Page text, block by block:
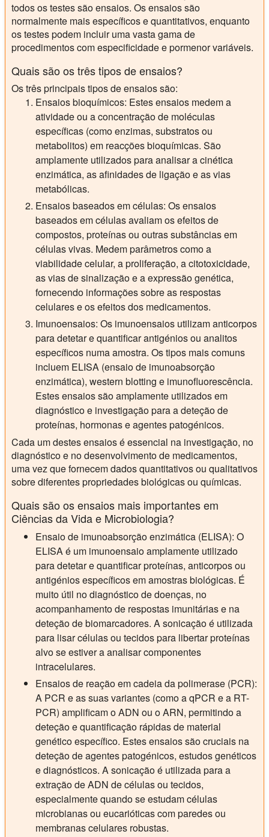
todos os testes são ensaios. Os ensaios são
normalmente mais específicos e quantitativos, enquanto
os testes podem incluir uma vasta gama de
procedimentos com especificidade e pormenor variáveis.
Quais são os três tipos de ensaios?
Os três principais tipos de ensaios são:
Ensaios bioquímicos: Estes ensaios medem a
atividade ou a concentração de moléculas
específicas (como enzimas, substratos ou
metabolitos) em reacções bioquímicas. São
amplamente utilizados para analisar a cinética
enzimática, as afinidades de ligação e as vias
metabólicas.
Ensaios baseados em células: Os ensaios
baseados em células avaliam os efeitos de
compostos, proteínas ou outras substâncias em
células vivas. Medem parâmetros como a
viabilidade celular, a proliferação, a citotoxicidade,
as vias de sinalização e a expressão genética,
fornecendo informações sobre as respostas
celulares e os efeitos dos medicamentos.
Imunoensaios: Os imunoensaios utilizam anticorpos
para detetar e quantificar antigénios ou analitos
específicos numa amostra. Os tipos mais comuns
incluem ELISA (ensaio de imunoabsorção
enzimática), western blotting e imunofluorescência.
Estes ensaios são amplamente utilizados em
diagnóstico e investigação para a deteção de
proteínas, hormonas e agentes patogénicos.
Cada um destes ensaios é essencial na investigação, no
diagnóstico e no desenvolvimento de medicamentos,
uma vez que fornecem dados quantitativos ou qualitativos
sobre diferentes propriedades biológicas ou químicas.
Quais são os ensaios mais importantes em
Ciências da Vida e Microbiologia?
Ensaio de imunoabsorção enzimática (ELISA): O
ELISA é um imunoensaio amplamente utilizado
para detetar e quantificar proteínas, anticorpos ou
antigénios específicos em amostras biológicas. É
muito útil no diagnóstico de doenças, no
acompanhamento de respostas imunitárias e na
deteção de biomarcadores. A sonicação é utilizada
para lisar células ou tecidos para libertar proteínas
alvo se estiver a analisar componentes
intracelulares.
Ensaios de reação em cadeia da polimerase (PCR):
A PCR e as suas variantes (como a qPCR e a RT-
PCR) amplificam o ADN ou o ARN, permitindo a
deteção e quantificação rápidas de material
genético específico. Estes ensaios são cruciais na
deteção de agentes patogénicos, estudos genéticos
e diagnósticos. A sonicação é utilizada para a
extração de ADN de células ou tecidos,
especialmente quando se estudam células
microbianas ou eucarióticas com paredes ou
membranas celulares robustas.